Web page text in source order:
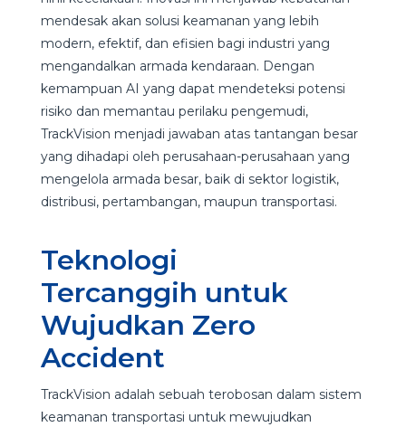
mendesak akan solusi keamanan yang lebih
modern, efektif, dan efisien bagi industri yang
mengandalkan armada kendaraan. Dengan
kemampuan AI yang dapat mendeteksi potensi
risiko dan memantau perilaku pengemudi,
TrackVision menjadi jawaban atas tantangan besar
yang dihadapi oleh perusahaan-perusahaan yang
mengelola armada besar, baik di sektor logistik,
distribusi, pertambangan, maupun transportasi.
Teknologi
Tercanggih untuk
Wujudkan Zero
Accident
TrackVision adalah sebuah terobosan dalam sistem
keamanan transportasi untuk mewujudkan